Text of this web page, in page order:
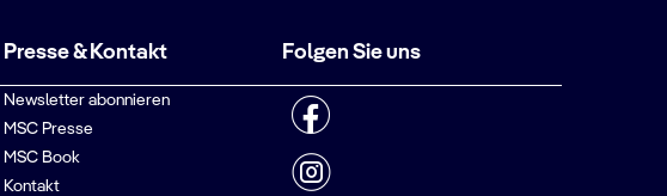
Presse & Kontakt
Newsletter abonnieren
MSC Presse
MSC Book
Kontakt
Folgen Sie uns